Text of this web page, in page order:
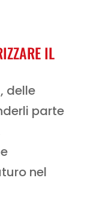
IL
delle
parte
nel